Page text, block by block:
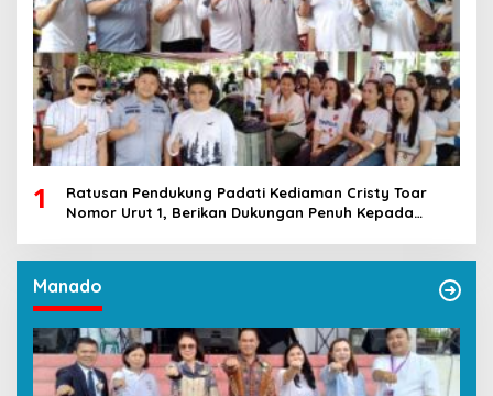
1
Ratusan Pendukung Padati Kediaman Cristy Toar
Nomor Urut 1, Berikan Dukungan Penuh Kepada
Manado